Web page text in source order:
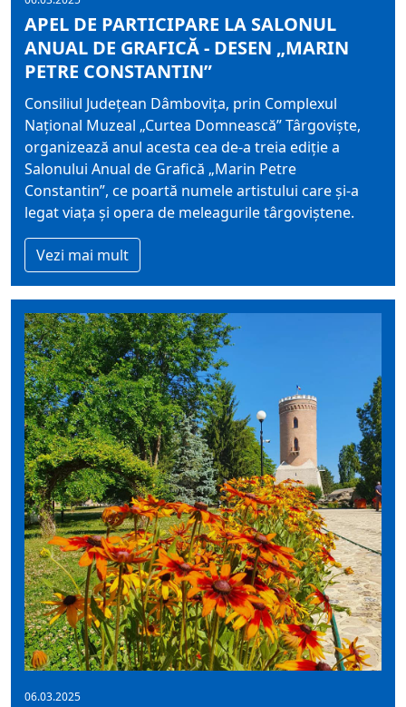
APEL DE PARTICIPARE LA SALONUL
ANUAL DE GRAFICĂ - DESEN „MARIN
PETRE CONSTANTIN”
Consiliul Județean Dâmbovița, prin Complexul
Național Muzeal „Curtea Domnească” Târgoviște,
organizează anul acesta cea de-a treia ediţie a
Salonului Anual de Grafică „Marin Petre
Constantin”, ce poartă numele artistului care şi-a
legat viaţa şi opera de meleagurile târgoviştene.
Vezi mai mult
06.03.2025